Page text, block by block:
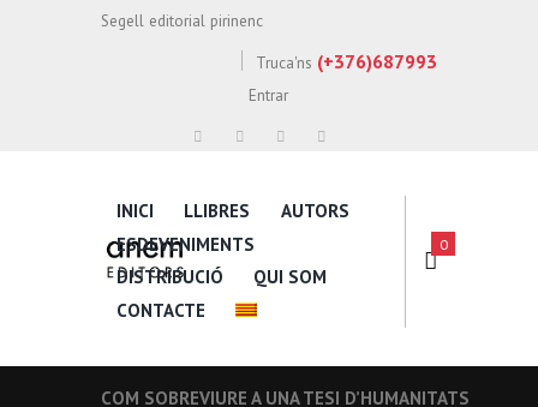
Segell editorial pirinenc
Truca'ns (+376)687993
Entrar
INICI LLIBRES
AUTORS
ESDEVENIMENTS
DISTRIBUCIÓ
QUI SOM
CONTACTE
0
COM SOBREVIURE A UNA TESI D’HUMANITATS